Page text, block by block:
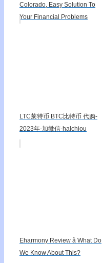
Colorado, Easy Solution To
Your Financial Problems
LTC莱特币 BTC比特币 代购-
2023年-加微信-halchiou
Eharmony Review â What Do
We Know About This?